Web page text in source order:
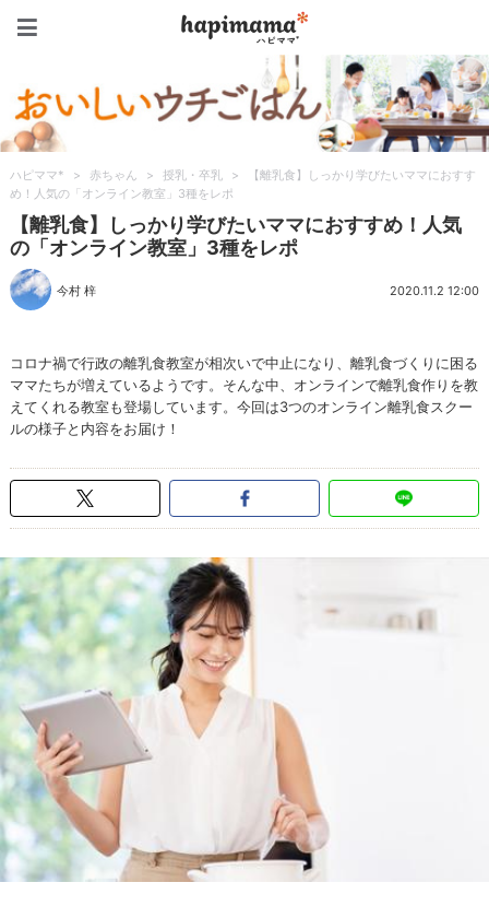
ハピママ* > 赤ちゃん > 授乳・卒乳 >
【離乳食】しっかり学びたいママにおすす
め！人気の「オンライン教室」3種をレポ
【離乳食】しっかり学びたいママにおすすめ！人気
の「オンライン教室」3種をレポ
今村 梓 2020.11.2 12:00
コロナ禍で行政の離乳食教室が相次いで中止になり、離乳食づくりに困る
ママたちが増えているようです。そんな中、オンラインで離乳食作りを教
えてくれる教室も登場しています。今回は3つのオンライン離乳食スクー
ルの様子と内容をお届け！